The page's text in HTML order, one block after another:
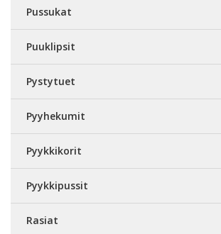
Pussukat
Puuklipsit
Pystytuet
Pyyhekumit
Pyykkikorit
Pyykkipussit
Rasiat